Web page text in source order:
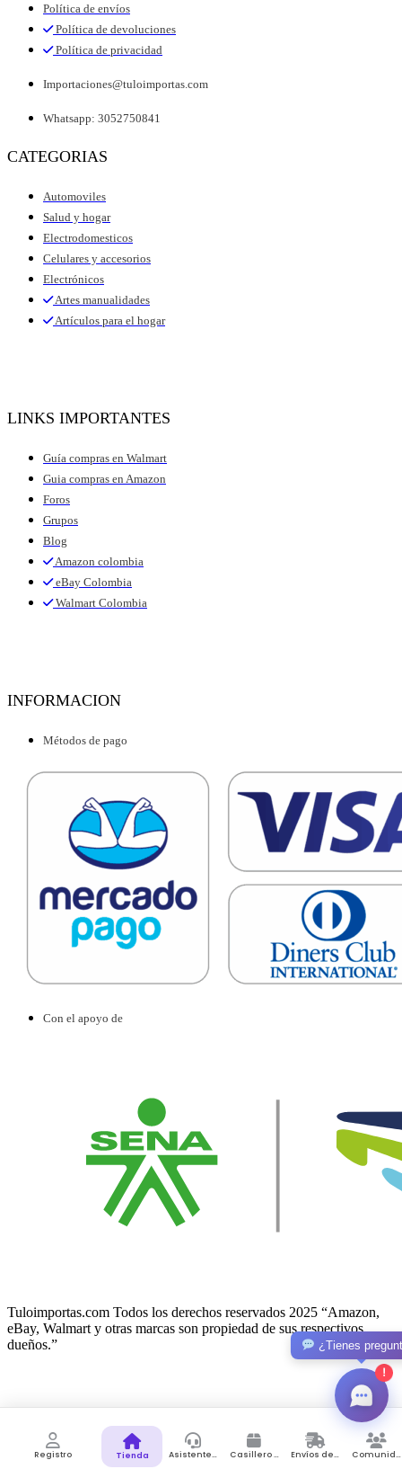
Registro Tienda Asistente de Compras Casillero Virtual Envíos desde Colombia Comunidad
Política de envíos
Política de devoluciones
Política de privacidad
Importaciones@tuloimportas.com
Whatsapp: 3052750841
CATEGORIAS
Automoviles
Salud y hogar
Electrodomesticos
Celulares y accesorios
Electrónicos
Artes manualidades
Artículos para el hogar
LINKS IMPORTANTES
Guía compras en Walmart
Guia compras en Amazon
Foros
Grupos
Blog
Amazon colombia
eBay Colombia
Walmart Colombia
INFORMACION
Métodos de pago
Con el apoyo de
Tuloimportas.com Todos los derechos reservados 2025 “Amazon,
eBay, Walmart y otras marcas son propiedad de sus respectivos
dueños.”
© 2026 Lunno. All Rights Reserved.
!
¿Tienes